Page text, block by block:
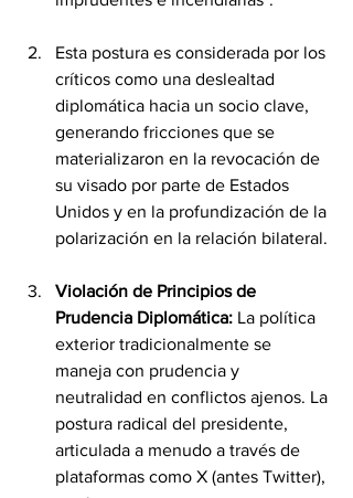
Esta postura es considerada por los
críticos como una deslealtad
diplomática hacia un socio clave,
generando fricciones que se
materializaron en la revocación de
su visado por parte de Estados
Unidos y en la profundización de la
polarización en la relación bilateral.
Violación de Principios de
Prudencia Diplomática: La política
exterior tradicionalmente se
maneja con prudencia y
neutralidad en conflictos ajenos. La
postura radical del presidente,
articulada a menudo a través de
plataformas como X (antes Twitter),